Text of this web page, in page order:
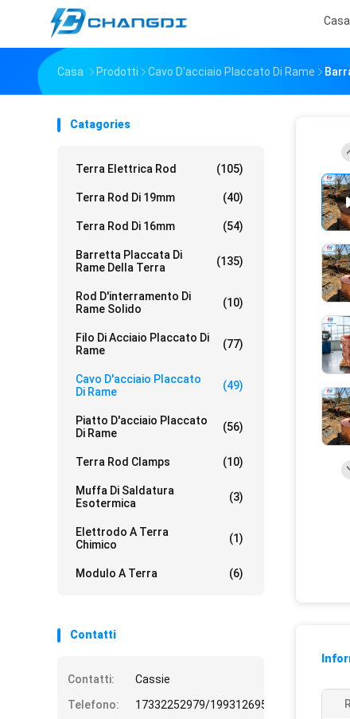
Casa
Casa Prodotti Cavo D'acciaio Placcato Di Rame
Catagories
Terra Elettrica Rod (105)
Terra Rod Di 19mm (40)
Terra Rod Di 16mm (54)
Barretta Placcata Di
Rame Della Terra
(135)
Rod D'interramento Di
Rame Solido
(10)
Filo Di Acciaio Placcato Di
Rame
(77)
Cavo D'acciaio Placcato
Di Rame
(49)
Piatto D'acciaio Placcato
Di Rame
(56)
Terra Rod Clamps (10)
Muffa Di Saldatura
Esotermica
(3)
Elettrodo A Terra
Chimico
(1)
Modulo A Terra (6)
Contatti
Contatti:
Cassie
Telefono:
17332252979/19931269508